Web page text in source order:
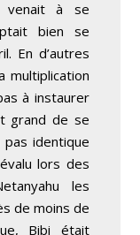
venait à se
bien se
En d’autres
multiplication
à instaurer
grand de se
identique
lors des
les
de moins de
Bibi était